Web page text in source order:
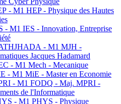
- M1 HEP - Physique des Hautes
- M1 IES - Innovation, Entreprise
- M1 MJH -
Jacques Hadamard
- M1 Mech - Mecanique
- M1 MiE - Master en Economie
- M1 FODQ - Maj. MPRI -
de l'Informatique
- M1 PHYS - Physique